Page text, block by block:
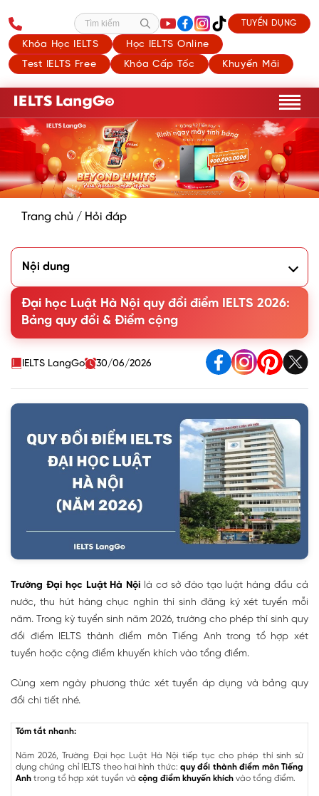
Khóa Học IELTS
Học IELTS Online
Test IELTS Free
Khóa Cấp Tốc Khuyến Mãi
Tìm kiếm TUYỂN DỤNG
Trang chủ / Hỏi đáp
Nội dung
năm 2026?
Phương thức 2 - Xét tuyển dựa trên kết quả học tập
Phương thức 3 - Xét điểm thi tốt nghiệp THPT
2. Bảng quy đổi điểm IELTS Đại học Luật Hà Nội 2026
3. Chỉ tiêu và ngành xét tuyển Đại học Luật năm 2026
4. Điểm chuẩn tham khảo Đại học Luật Hà Nội 2024 - 2025
5. Lợi thế khi dùng IELTS xét tuyển vào Đại học Luật Hà Nội
6. Câu hỏi thường gặp về quy đổi IELTS Đại học Luật Hà Nội
Đại học Luật Hà Nội quy đổi điểm IELTS 2026:
Bảng quy đổi & Điểm cộng
IELTS LangGo 30/06/2026
Trường Đại học Luật Hà Nội là cơ sở đào tạo luật hàng đầu cả
nước, thu hút hàng chục nghìn thí sinh đăng ký xét tuyển mỗi
năm. Trong kỳ tuyển sinh năm 2026, trường cho phép thí sinh quy
đổi điểm IELTS thành điểm môn Tiếng Anh trong tổ hợp xét
tuyển hoặc cộng điểm khuyến khích vào tổng điểm.
Cùng xem ngày phương thức xét tuyển áp dụng và bảng quy
đổi chi tiết nhé.
Tóm tắt nhanh:
Năm 2026, Trường Đại học Luật Hà Nội tiếp tục cho phép thí sinh sử
dụng chứng chỉ IELTS theo hai hình thức:quy đổi thành điểm môn Tiếng
Anh trong tổ hợp xét tuyển và cộng điểm khuyến khích vào tổng điểm.